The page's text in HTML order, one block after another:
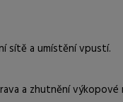
sítě a umístění vpustí.
a zhutnění výkopové